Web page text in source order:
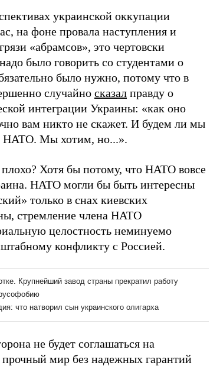
украинской оккупации
на фоне провала наступления и
«абрамсов», это чертовски
было говорить со студентами о
было нужно, потому что в
случайно сказал правду о
интеграции Украины: «как оно
вам никто не скажет. И будем ли мы
НАТО. Мы хотим, но...».
плохо? Хотя бы потому, что НАТО вовсе
НАТО могли бы быть интересны
только в снах киевских
стремление члена НАТО
целостность неминуемо
конфликту с Россией.
не будет соглашаться на
мир без надежных гарантий